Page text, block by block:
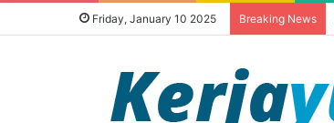
Friday, January 10 2025 Breaking News